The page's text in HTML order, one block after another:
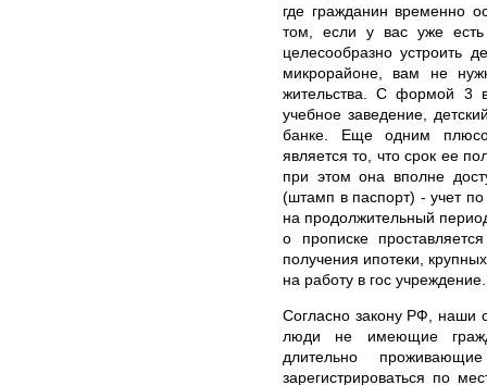
где гражданин временно
том, если у вас уже
целесообразно устроить
микрорайоне, вам не
жительства. С формой 3
учебное заведение,
банке. Еще одним
является то, что срок ее
при этом она вполне
(штамп в паспорт) - учет по
на продолжительный
о прописке
получения ипотеки,
на работу в гос учреждение.
Согласно закону РФ, наши
люди не имеющие
длительно
зарегистрироваться по